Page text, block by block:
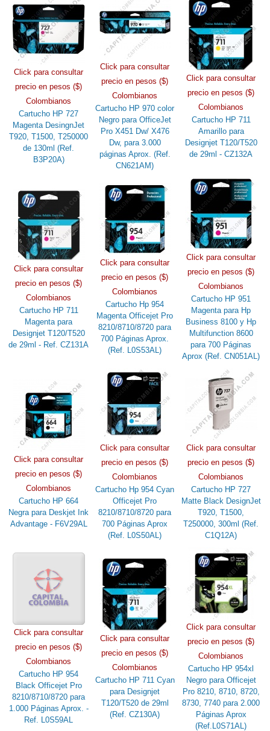
Click para consultar
precio en pesos ($)
Colombianos
Cartucho HP 727
Magenta DesingnJet
T920, T1500, T250000
de 130ml (Ref.
B3P20A)
Click para consultar
precio en pesos ($)
Colombianos
Cartucho HP 970 color
Negro para OfficeJet
Pro X451 Dw/ X476
Dw, para 3.000
páginas Aprox. (Ref.
CN621AM)
Click para consultar
precio en pesos ($)
Colombianos
Cartucho HP 711
Amarillo para
Designjet T120/T520
de 29ml - CZ132A
Click para consultar
precio en pesos ($)
Colombianos
Cartucho HP 711
Magenta para
Designjet T120/T520
de 29ml - Ref. CZ131A
Click para consultar
precio en pesos ($)
Colombianos
Cartucho Hp 954
Magenta Officejet Pro
8210/8710/8720 para
700 Páginas Aprox.
(Ref. L0S53AL)
Click para consultar
precio en pesos ($)
Colombianos
Cartucho HP 951
Magenta para Hp
Business 8100 y Hp
Multifunction 8600
para 700 Páginas
Aprox (Ref. CN051AL)
Click para consultar
precio en pesos ($)
Colombianos
Cartucho HP 664
Negra para Deskjet Ink
Advantage - F6V29AL
Click para consultar
precio en pesos ($)
Colombianos
Cartucho Hp 954 Cyan
Officejet Pro
8210/8710/8720 para
700 Páginas Aprox
(Ref. L0S50AL)
Click para consultar
precio en pesos ($)
Colombianos
Cartucho HP 727
Matte Black DesignJet
T920, T1500,
T250000, 300ml (Ref.
C1Q12A)
Click para consultar
precio en pesos ($)
Colombianos
Cartucho HP 954
Black Officejet Pro
8210/8710/8720 para
1.000 Páginas Aprox. -
Ref. L0S59AL
Click para consultar
precio en pesos ($)
Colombianos
Cartucho HP 711 Cyan
para Designjet
T120/T520 de 29ml
(Ref. CZ130A)
Click para consultar
precio en pesos ($)
Colombianos
Cartucho HP 954xl
Negro para Officejet
Pro 8210, 8710, 8720,
8730, 7740 para 2.000
Páginas Aprox
(Ref.L0S71AL)